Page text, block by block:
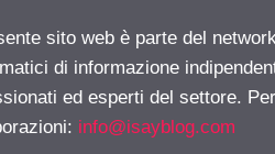
sito web è parte del
di informazione
ed esperti del settore.
info@isayblog.com